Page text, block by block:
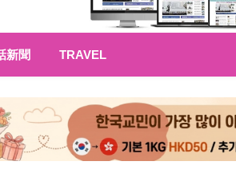
新聞
TRAVEL